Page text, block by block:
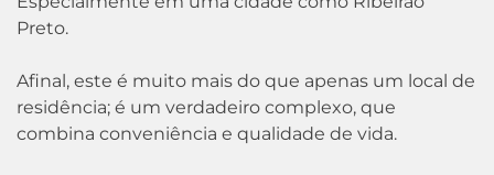
Preto.
Afinal, este é muito mais do que apenas um local de
residência; é um verdadeiro complexo, que
combina conveniência e qualidade de vida.